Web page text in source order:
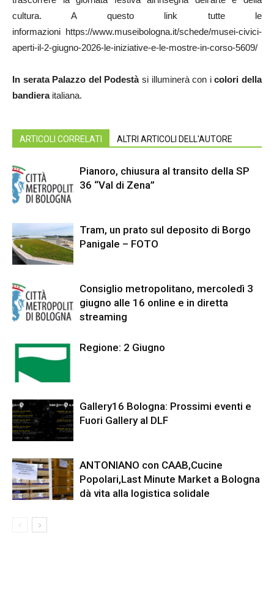
cultura. A questo link tutte le
informazioni https://www.museibologna.it/schede/musei-civici-
aperti-il-2-giugno-2026-le-iniziative-e-le-mostre-in-corso-5609/
In serata Palazzo del Podestàsi illuminerà con icolori della
bandieraitaliana.
ARTICOLI CORRELATI ALTRI ARTICOLI DELL'AUTORE
Pianoro, chiusura al transito della SP
36 “Val di Zena”
Tram, un prato sul deposito di Borgo
Panigale – FOTO
Consiglio metropolitano, mercoledì 3
giugno alle 16 online e in diretta
streaming
Regione: 2 Giugno
Gallery16 Bologna: Prossimi eventi e
Fuori Gallery al DLF
ANTONIANO con CAAB,Cucine
Popolari,Last Minute Market a Bologna
dà vita alla logistica solidale